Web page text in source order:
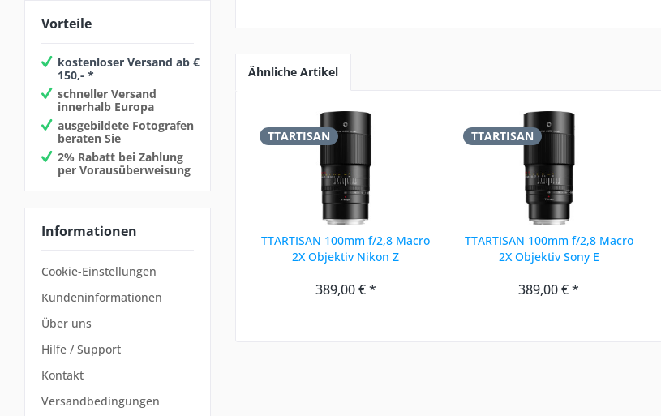
Vorteile
kostenloser Versand ab €
150,- *
schneller Versand
innerhalb Europa
ausgebildete Fotografen
beraten Sie
2% Rabatt bei Zahlung
per Vorausüberweisung
Informationen
Cookie-Einstellungen
Kundeninformationen
Über uns
Hilfe / Support
Kontakt
Versandbedingungen
Ähnliche Artikel
TTARTISAN
TTARTISAN 100mm f/2,8 Macro
2X Objektiv Nikon Z
389,00 € *
TTARTISAN
TTARTISAN 100mm f/2,8 Macro
2X Objektiv Sony E
389,00 € *